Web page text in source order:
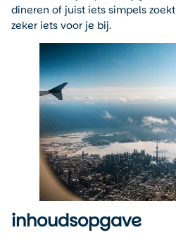
dineren of juist iets simpels
zeker iets voor je bij.
inhoudsopgave